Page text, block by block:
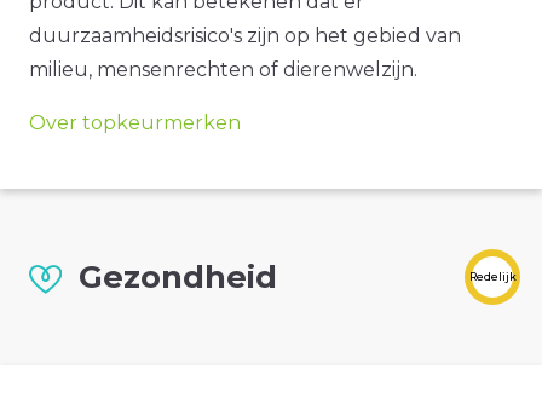
duurzaamheidsrisico's zijn op het gebied van
milieu, mensenrechten of dierenwelzijn.
Over topkeurmerken
Gezondheid Redelijk